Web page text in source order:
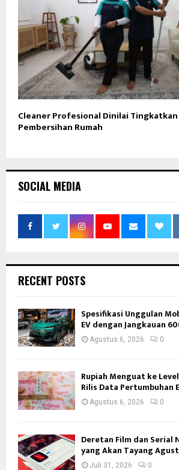
Cleaner Profesional Dinilai
Pembersihan Rumah
SOCIAL MEDIA
RECENT POSTS
Spesifikasi Unggulan
EV dengan Jangkauan
Agustus 6, 2026 0
Rupiah Menguat ke Level
Rilis Data Pertumbuhan
Agustus 6, 2026 0
Deretan Film dan Serial
yang Akan Tayang
Juli 31, 2026 0